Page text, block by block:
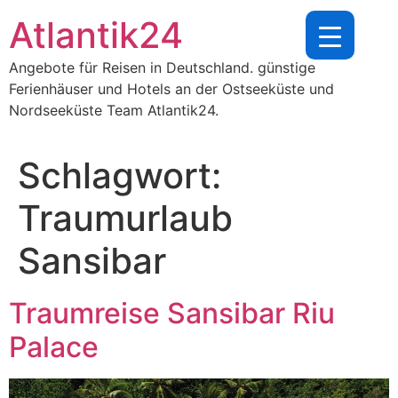
Inhalt
springen
Atlantik24
Angebote für Reisen in Deutschland. günstige
Ferienhäuser und Hotels an der Ostseeküste und
Nordseeküste Team Atlantik24.
Schlagwort:
Traumurlaub
Sansibar
Traumreise Sansibar Riu
Palace